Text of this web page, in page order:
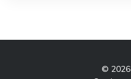
© 2026